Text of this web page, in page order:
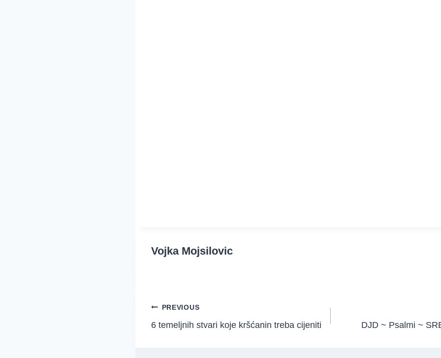
Vojka Mojsilovic
Post
navigation
PREVIOUS
6 temeljnih stvari koje kršćanin treba cijeniti DJD ~ Psalmi ~